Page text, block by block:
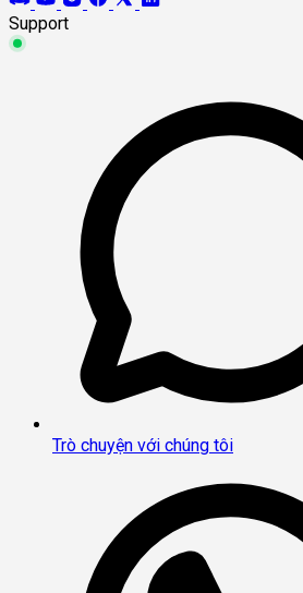
Support
Trò chuyện với chúng tôi